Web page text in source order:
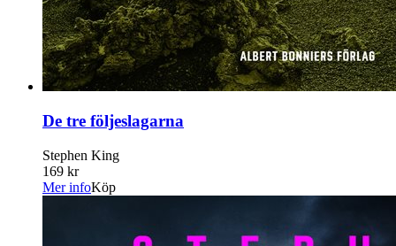
De tre följeslagarna
Stephen King
169 kr
Mer infoKöp